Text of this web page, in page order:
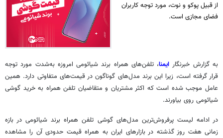
از قبیل پوکو و نوت، مورد توجه کاربران
فضای مجازی است.
به گزارش خبرنگار ایمنا، تلفن‌های همراه برند شیائومی امروزه به‌شدت مورد توجه
قرار گرفته است، زیرا این برند مدل‌های گوناگون در قیمت‌های متفاوتی دارد. همین
عامل موجب شده است که اکثر مشتریان و متقاضیان تلفن همراه به خرید گوشی
شیائومی روی بیاورند.
در ادامه لیست پرفروش‌ترین مدل‌های گوشی تلفن همراه برند شیائومی در بازه
زمانی هفت روز گذشته در بازارهای ایران به همراه قیمت حدودی آن را مشاهده